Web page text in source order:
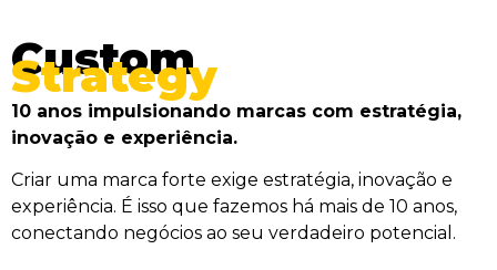
Custom
Strategy
10 anos impulsionando marcas com estratégia,
inovação e experiência.
Criar uma marca forte exige estratégia, inovação e
experiência. É isso que fazemos há mais de 10 anos,
conectando negócios ao seu verdadeiro potencial.